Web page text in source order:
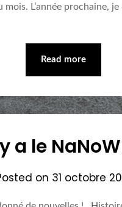
L’année prochaine,
Read more
a le
on 31 octobre